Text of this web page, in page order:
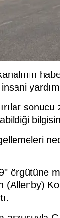
9" örgütüne
(Allenby)